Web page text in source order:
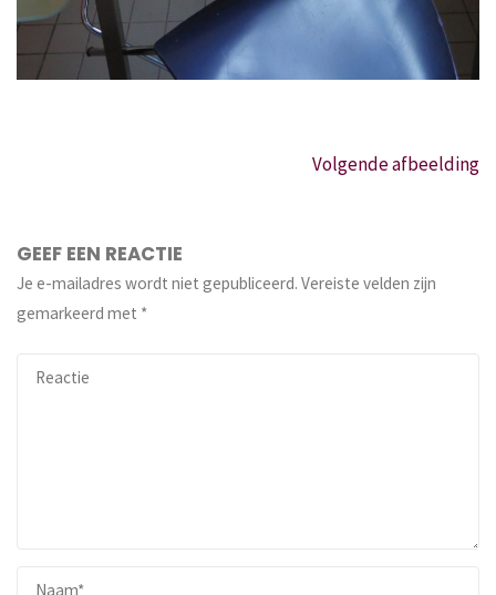
Volgende afbeelding
GEEF EEN REACTIE
Je e-mailadres wordt niet gepubliceerd. Vereiste velden zijn
gemarkeerd met *